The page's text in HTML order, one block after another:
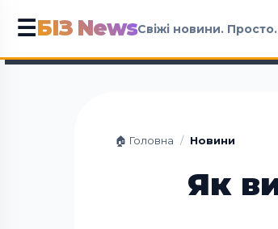
☰БІЗ NewsСвіжі новини.
🏠 Головна / Новини
Як